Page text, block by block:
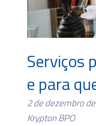
Serviços
e para
2 de dezembro
Krypton BPO